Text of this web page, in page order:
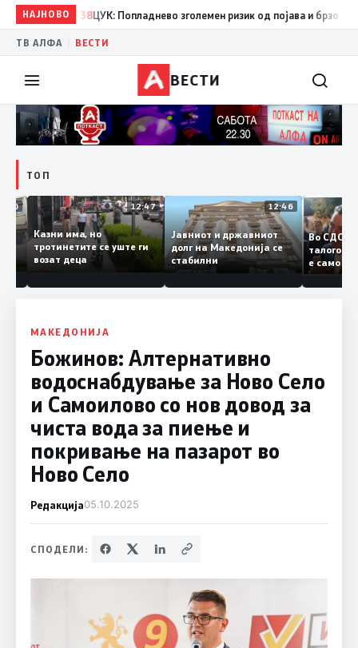
НАЈНОВО
08:38ЦУК: Попладнево зголемен ризик од појава и брзо
ТВ АЛФА ВЕСТИ
ВЕСТИ
ТОП
12:50
и
12:47
Казни има, но
тротинетите се уште ги
возат деца
12:46
Јавниот и државниот
долг на Македонија се
стабилни
Во
е
Заев
МАКЕДОНИЈА
Божинов: Алтернативно
водоснабдување за Ново Село
и Самоилово со нов довод за
чиста вода за пиење и
покривање на пазарот во
Ново Село
Редакција05.10.2025
СПОДЕЛИ: